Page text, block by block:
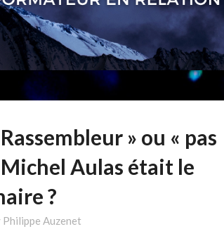
» ou « pas
Aulas était le
?
Philippe Auzenet